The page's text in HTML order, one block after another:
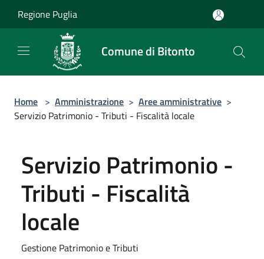
Regione Puglia
Comune di Bitonto
Home > Amministrazione > Aree amministrative >
Servizio Patrimonio - Tributi - Fiscalità locale
Servizio Patrimonio -
Tributi - Fiscalità
locale
Gestione Patrimonio e Tributi